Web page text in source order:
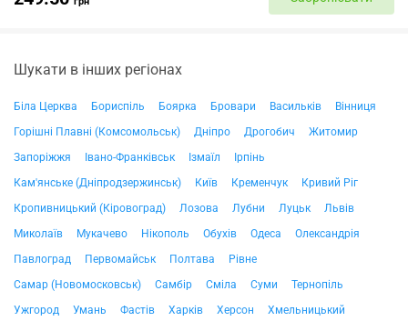
Шукати в інших регіонах
Біла Церква Бориспіль Боярка Бровари Васильків
Вінниця
Горішні Плавні (Комсомольськ)
Дніпро Дрогобич
Житомир
Запоріжжя
Івано-Франківськ Ізмаїл
Ірпінь
Кам'янське (Дніпродзержинськ)
Київ Кременчук
Кривий Ріг
Кропивницький (Кіровоград)
Лозова Лубни Луцьк
Львів
Миколаїв
Мукачево Нікополь Обухів Одеса
Олександрія
Павлоград
Первомайськ Полтава
Рівне
Самар (Новомосковськ)
Самбір Сміла Суми
Тернопіль
Ужгород
Умань Фастів Харків Херсон
Хмельницький